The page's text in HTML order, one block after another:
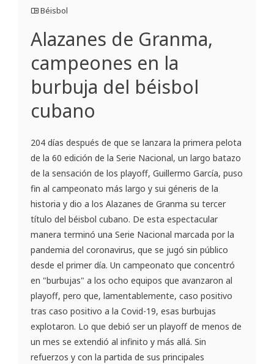
Béisbol
Alazanes de Granma,
campeones en la
burbuja del béisbol
cubano
204 días después de que se lanzara la primera pelota
de la 60 edición de la Serie Nacional, un largo batazo
de la sensación de los playoff, Guillermo García, puso
fin al campeonato más largo y sui géneris de la
historia y dio a los Alazanes de Granma su tercer
título del béisbol cubano. De esta espectacular
manera terminó una Serie Nacional marcada por la
pandemia del coronavirus, que se jugó sin público
desde el primer día. Un campeonato que concentró
en "burbujas" a los ocho equipos que avanzaron al
playoff, pero que, lamentablemente, caso positivo
tras caso positivo a la Covid-19, esas burbujas
explotaron. Lo que debió ser un playoff de menos de
un mes se extendió al infinito y más allá. Sin
refuerzos y con la partida de sus principales